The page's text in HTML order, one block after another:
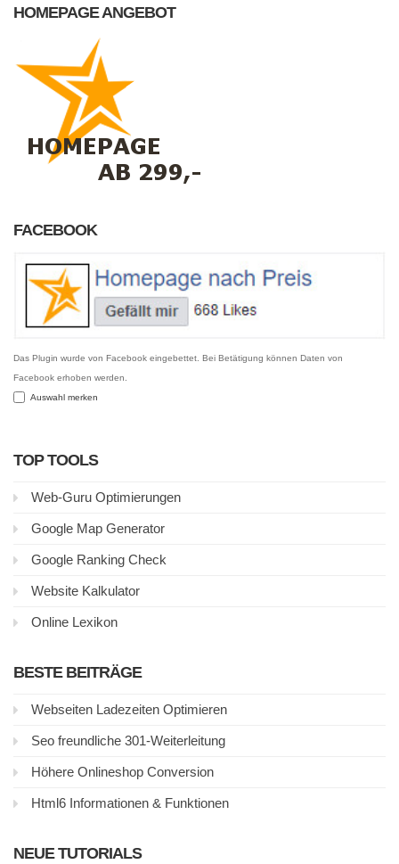
HOMEPAGE ANGEBOT
FACEBOOK
Das Plugin wurde von Facebook eingebettet. Bei Betätigung können Daten von
Facebook erhoben werden.
Auswahl merken
TOP TOOLS
Web-Guru Optimierungen
Google Map Generator
Google Ranking Check
Website Kalkulator
Online Lexikon
BESTE BEITRÄGE
Webseiten Ladezeiten Optimieren
Seo freundliche 301-Weiterleitung
Höhere Onlineshop Conversion
Html6 Informationen & Funktionen
NEUE TUTORIALS